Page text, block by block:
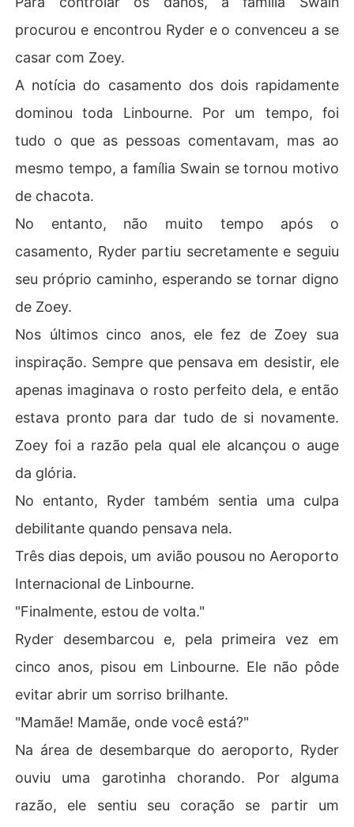
procurou e encontrou Ryder e o convenceu a se
casar com Zoey.
A notícia do casamento dos dois rapidamente
dominou toda Linbourne. Por um tempo, foi
tudo o que as pessoas comentavam, mas ao
mesmo tempo, a família Swain se tornou motivo
de chacota.
No entanto, não muito tempo após o
casamento, Ryder partiu secretamente e seguiu
seu próprio caminho, esperando se tornar digno
de Zoey.
Nos últimos cinco anos, ele fez de Zoey sua
inspiração. Sempre que pensava em desistir, ele
apenas imaginava o rosto perfeito dela, e então
estava pronto para dar tudo de si novamente.
Zoey foi a razão pela qual ele alcançou o auge
da glória.
No entanto, Ryder também sentia uma culpa
debilitante quando pensava nela.
Três dias depois, um avião pousou no Aeroporto
Internacional de Linbourne.
"Finalmente, estou de volta."
Ryder desembarcou e, pela primeira vez em
cinco anos, pisou em Linbourne. Ele não pôde
evitar abrir um sorriso brilhante.
"Mamãe! Mamãe, onde você está?"
Na área de desembarque do aeroporto, Ryder
ouviu uma garotinha chorando. Por alguma
razão, ele sentiu seu coração se partir um